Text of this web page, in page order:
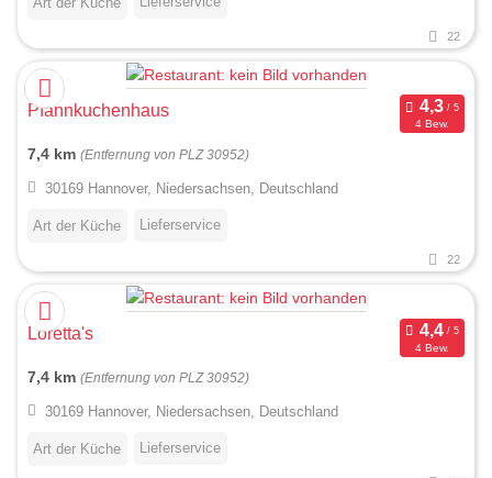
22
Pfannkuchenhaus
4 Bew.
7,4 km (Entfernung von PLZ 30952)
30169 Hannover, Niedersachsen, Deutschland
Art der Küche Lieferservice
22
Loretta's
4 Bew.
7,4 km (Entfernung von PLZ 30952)
30169 Hannover, Niedersachsen, Deutschland
Art der Küche Lieferservice